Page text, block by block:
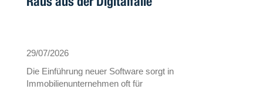
29/07/2026
Die Einführung neuer Software sorgt in
Immobilienunternehmen oft für